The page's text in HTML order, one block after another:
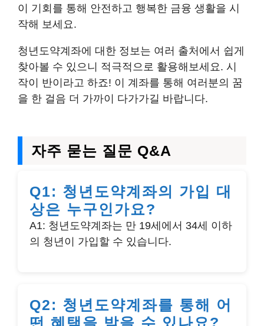
이 기회를 통해 안전하고 행복한 금융 생활을 시
작해 보세요.
청년도약계좌에 대한 정보는 여러 출처에서 쉽게
찾아볼 수 있으니 적극적으로 활용해보세요. 시
작이 반이라고 하죠! 이 계좌를 통해 여러분의 꿈
을 한 걸음 더 가까이 다가가길 바랍니다.
자주 묻는 질문 Q&A
Q1: 청년도약계좌의 가입 대
상은 누구인가요?
A1: 청년도약계좌는 만 19세에서 34세 이하
의 청년이 가입할 수 있습니다.
Q2: 청년도약계좌를 통해 어
떤 혜택을 받을 수 있나요?